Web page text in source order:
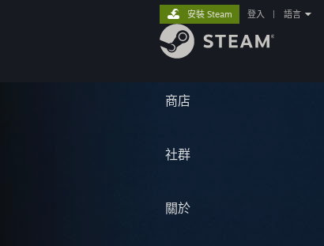
商店
社群
關於
安裝 Steam 登入 語言